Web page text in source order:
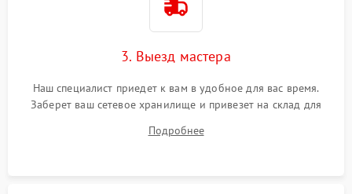
3. Выезд мастера
Наш специалист приедет к вам в удобное для вас время.
Заберет ваш сетевое хранилище и привезет на склад для
Подробнее